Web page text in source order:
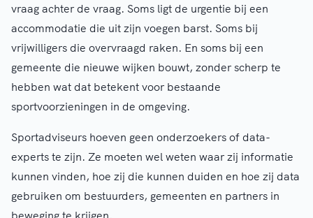
vraag achter de vraag. Soms ligt de urgentie bij een
accommodatie die uit zijn voegen barst. Soms bij
vrijwilligers die overvraagd raken. En soms bij een
gemeente die nieuwe wijken bouwt, zonder scherp te
hebben wat dat betekent voor bestaande
sportvoorzieningen in de omgeving.
Sportadviseurs hoeven geen onderzoekers of data-
experts te zijn. Ze moeten wel weten waar zij informatie
kunnen vinden, hoe zij die kunnen duiden en hoe zij data
gebruiken om bestuurders, gemeenten en partners in
beweging te krijgen.